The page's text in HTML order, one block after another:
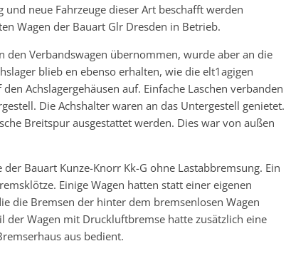
neue Fahrzeuge dieser Art beschafft werden
Wagen der Bauart Glr Dresden in Betrieb.
Verbandswagen übernommen, wurde aber an die
blieb en ebenso erhalten, wie die elt1agigen
Achslagergehäusen auf. Einfache Laschen verbanden
Die Achshalter waren an das Untergestell genietet.
Breitspur ausgestattet werden. Dies war von außen
Bauart Kunze-Knorr Kk-G ohne Lastabbremsung. Ein
Einige Wagen hatten statt einer eigenen
die Bremsen der hinter dem bremsenlosen Wagen
der Wagen mit Druckluftbremse hatte zusätzlich eine
aus bedient.